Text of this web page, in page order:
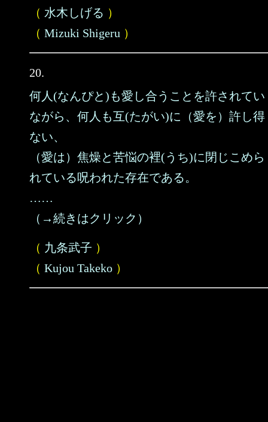
（ 水木しげる ）
（ Mizuki Shigeru ）
20.
何人(なんぴと)も愛し合うことを許されてい
ながら、何人も互(たがい)に（愛を）許し得
ない、
（愛は）焦燥と苦悩の裡(うち)に閉じこめら
れている呪われた存在である。
……
（→続きはクリック）
（ 九条武子 ）
（ Kujou Takeko ）